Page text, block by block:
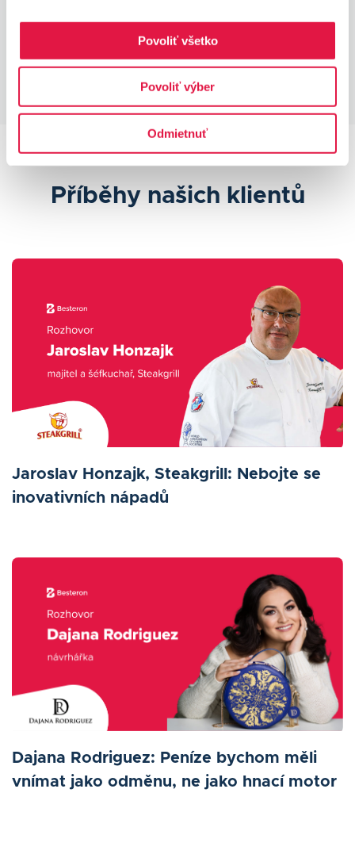
Povoliť všetko
Povoliť výber
Odmietnuť
Příběhy našich klientů
Jaroslav Honzajk, Steakgrill: Nebojte se
inovativních nápadů
Dajana Rodriguez: Peníze bychom měli
vnímat jako odměnu, ne jako hnací motor